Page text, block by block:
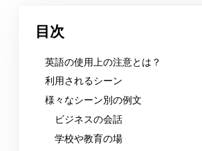
目次
英語の使用上の注意とは？
利用されるシーン
様々なシーン別の例文
ビジネスの会話
学校や教育の場